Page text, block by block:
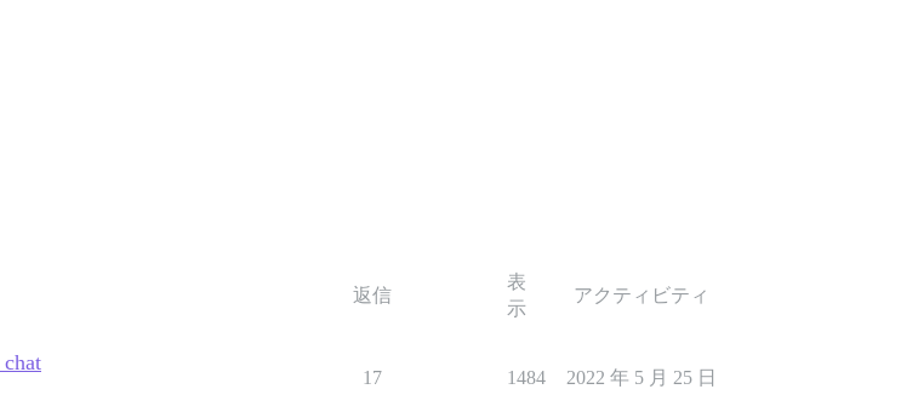
返信
表
示
アクティビティ
17 1484 2022 年 5 月 25 日